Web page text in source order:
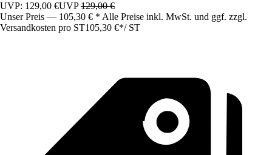
UVP: 129,00 €UVP129,00 €
Unser Preis — 105,30 € * Alle Preise inkl. MwSt. und ggf. zzgl.
Versandkosten pro ST105,30 €*/ ST